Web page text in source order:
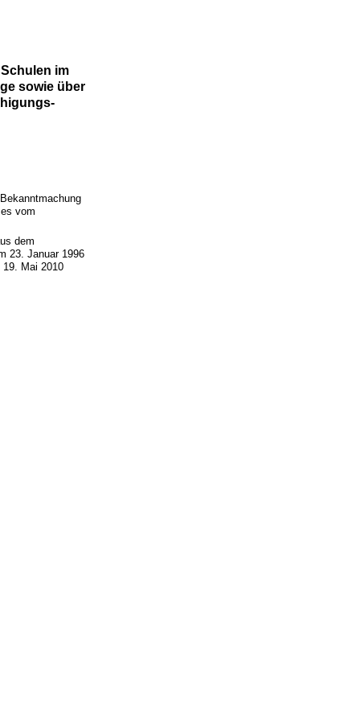
im
sowie über
vom
dem
23. Januar 1996
Mai 2010